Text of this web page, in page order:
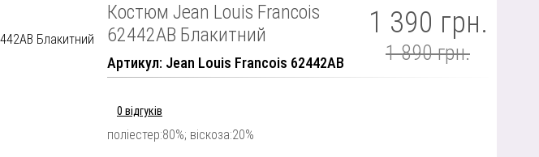
Костюм Jean Louis Francois
62442AB Блакитний
Артикул: Jean Louis Francois 62442AB
1 390 грн.
1 890 грн.
0 відгуків
поліестер:80%; віскоза:20%